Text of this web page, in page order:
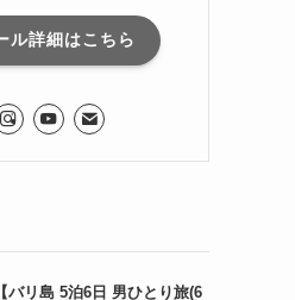
ル詳細はこちら
【バリ島 5泊6日 男ひとり旅(6